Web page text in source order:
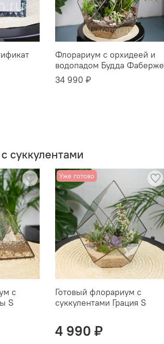
Флорариум с орхидеей и
водопадом Будда Фаберже
34 990 ₽
суккулентами
с
S
Уже готово
Готовый флорариум с
суккулентами Грация S
4 990 ₽